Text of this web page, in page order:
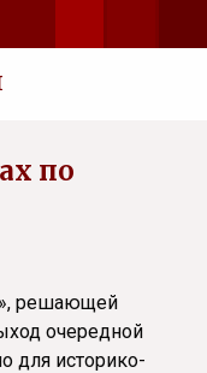
по
решающей
очередной
для историко-